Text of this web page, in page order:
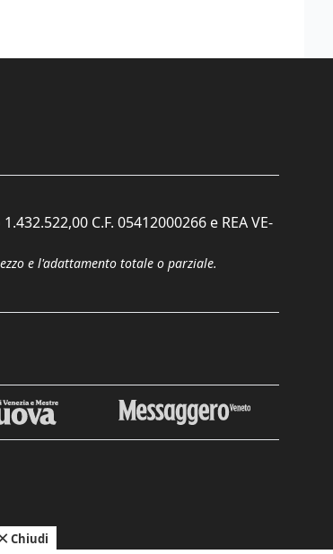
C.F. 05412000266 e REA VE-
e l'adattamento totale o parziale.
Chiudi